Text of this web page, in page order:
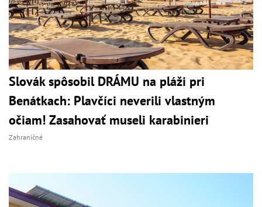
Slovák spôsobil DRÁMU na pláži pri
Benátkach: Plavčíci neverili vlastným
očiam! Zasahovať museli karabinieri
Zahraničné